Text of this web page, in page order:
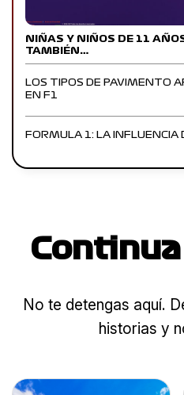
NIÑAS Y NIÑOS DE 11
TAMBIÉN…
LOS TIPOS DE PAVIMENTO
EN F1
FORMULA 1: LA INFLUENCIA
No te detengas aquí.
historias y